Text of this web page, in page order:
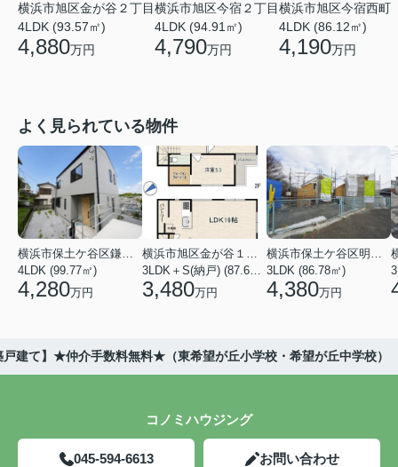
横浜市旭区金が谷２丁目
4LDK (93.57㎡)
4,880万円
横浜市旭区今宿２丁目
4LDK (94.91㎡)
4,790万円
横浜市旭区今宿西町
4LDK (86.12㎡)
4,190万円
よく見られている物件
4LDK (99.77㎡)
4,280万円 3,480万円
3LDK (86.78㎡)
4,380万円
建て】★仲介手数料無料★（東希望が丘小学校・希望が丘中学校）
コノミハウジング
045-594-6613 お問い合わせ